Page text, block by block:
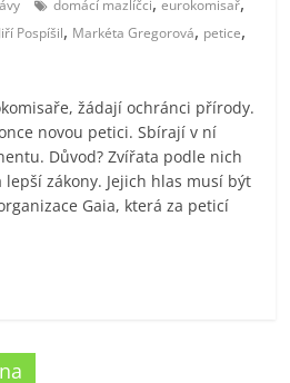
domácí mazlíčci eurokomisař
Jiří Pospíšil, Markéta Gregorová, petice,
žádají ochránci přírody.
novou petici. Sbírají v ní
Důvod? Zvířata podle nich
zákony. Jejich hlas musí být
Gaia, která za peticí